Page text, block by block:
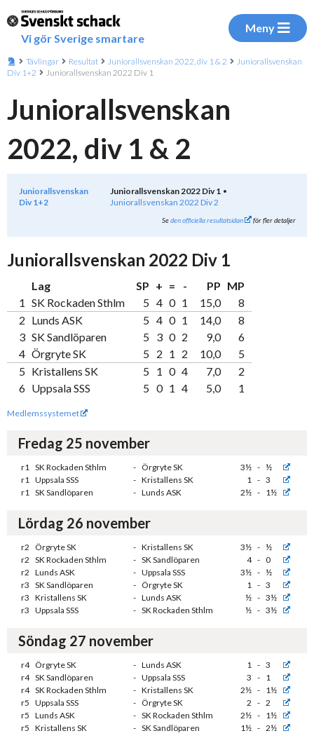
Vi gör Sverige smartare
Meny
Tävlingar Resultat Juniorallsvenskan 2022, div 1 & 2
Juniorallsvenskan
Div 1+2
Juniorallsvenskan 2022 Div 1
Juniorallsvenskan
2022, div 1 & 2
Juniorallsvenskan
Div 1+2
Juniorallsvenskan 2022 Div 1
Juniorallsvenskan 2022 Div 2
Seden officiella resultatsidan för fler detaljer
Juniorallsvenskan 2022 Div 1
Lag SP + = - PP MP
1 SK Rockaden Sthlm 5 4 0 1 15,0
8
2 Lunds ASK 5 4 0 1 14,0
8
3 SK Sandlöparen 5 3 0 2 9,0
6
4 Örgryte SK 5 2 1 2 10,0
5
5 Kristallens SK 5 1 0 4 7,0
2
6 Uppsala SSS 5 0 1 4 5,0 1
Medlemssystemet
Fredag 25 november
r1 SK Rockaden Sthlm - Örgryte SK 3½ - ½
r1 Uppsala SSS - Kristallens SK 1 - 3
r1 SK Sandlöparen - Lunds ASK 2½ - 1½
Lördag 26 november
r2 Örgryte SK - Kristallens SK 3½ - ½
r2 SK Rockaden Sthlm - SK Sandlöparen 4 - 0
r2 Lunds ASK - Uppsala SSS 3½ - ½
r3 SK Sandlöparen - Örgryte SK 1 - 3
r3 Kristallens SK - Lunds ASK ½ - 3½
r3 Uppsala SSS - SK Rockaden Sthlm ½ - 3½
Söndag 27 november
r4 Örgryte SK - Lunds ASK 1 - 3
r4 SK Sandlöparen - Uppsala SSS 3 - 1
r4 SK Rockaden Sthlm - Kristallens SK 2½ - 1½
r5 Uppsala SSS - Örgryte SK 2 - 2
r5 Lunds ASK - SK Rockaden Sthlm 2½ - 1½
r5 Kristallens SK - SK Sandlöparen 1½ - 2½